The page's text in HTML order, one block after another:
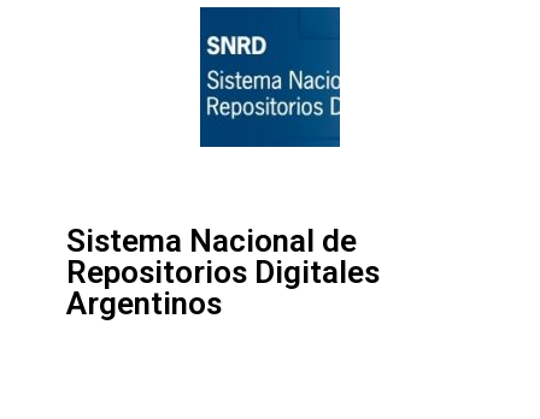
Sistema Nacional de
Repositorios Digitales
Argentinos